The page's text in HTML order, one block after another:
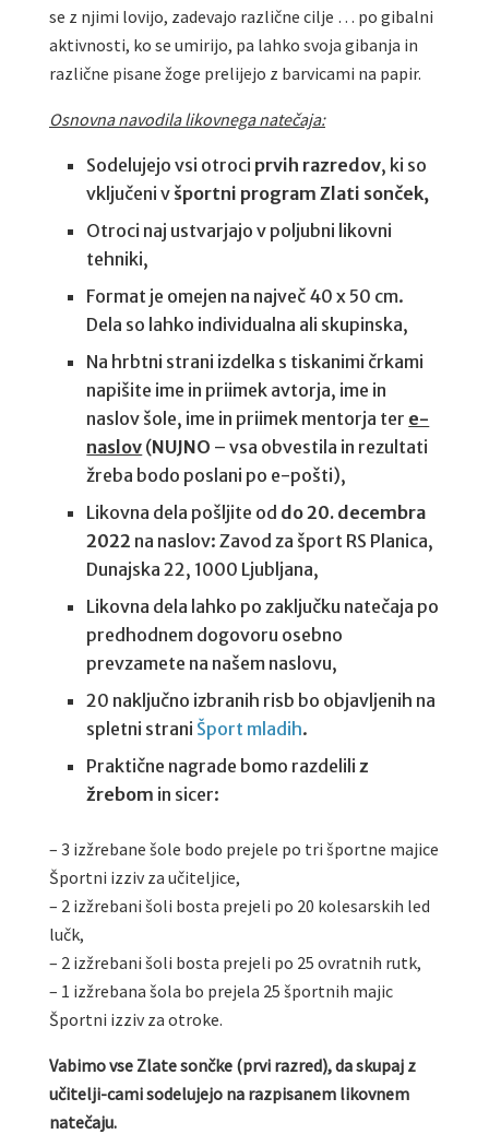
se z njimi lovijo, zadevajo različne cilje … po gibalni
aktivnosti, ko se umirijo, pa lahko svoja gibanja in
različne pisane žoge prelijejo z barvicami na papir.
Osnovna navodila likovnega natečaja:
Sodelujejo vsi otroci prvih razredov, ki so
vključeni v športni program Zlati sonček,
Otroci naj ustvarjajo v poljubni likovni
tehniki,
Format je omejen na največ 40 x 50 cm.
Dela so lahko individualna ali skupinska,
Na hrbtni strani izdelka s tiskanimi črkami
napišite ime in priimek avtorja, ime in
naslov šole, ime in priimek mentorja ter e-
naslov (NUJNO – vsa obvestila in rezultati
žreba bodo poslani po e-pošti),
Likovna dela pošljite od do 20. decembra
2022 na naslov: Zavod za šport RS Planica,
Dunajska 22, 1000 Ljubljana,
Likovna dela lahko po zaključku natečaja po
predhodnem dogovoru osebno
prevzamete na našem naslovu,
20 naključno izbranih risb bo objavljenih na
spletni strani Šport mladih.
Praktične nagrade bomo razdelili z
žrebom in sicer:
– 3 izžrebane šole bodo prejele po tri športne majice
Športni izziv za učiteljice,
– 2 izžrebani šoli bosta prejeli po 20 kolesarskih led
lučk,
– 2 izžrebani šoli bosta prejeli po 25 ovratnih rutk,
– 1 izžrebana šola bo prejela 25 športnih majic
Športni izziv za otroke.
Vabimo vse Zlate sončke (prvi razred), da skupaj z
učitelji-cami sodelujejo na razpisanem likovnem
natečaju.